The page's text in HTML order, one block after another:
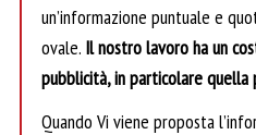
un’informazione puntuale e
ovale. Il nostro lavoro ha un
pubblicità, in particolare quella
Quando Vi viene proposta